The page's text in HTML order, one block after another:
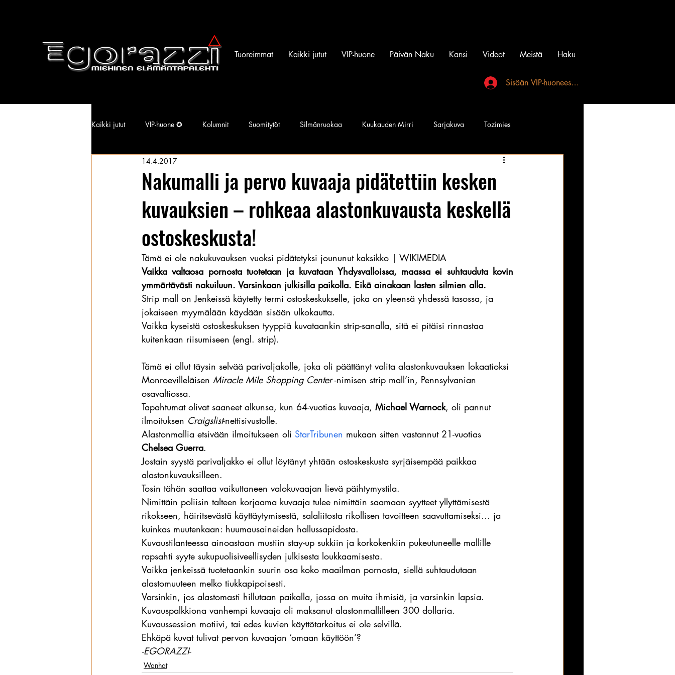
Tuoreimmat Kaikki jutut VIP-huone Päivän Naku Kansi Videot Meistä Haku
Sisään VIP-huoneeseen
Kaikki jutut VIP-huone ✪ Kolumnit Suomitytöt Silmänruokaa Kuukauden Mirri Sarjakuva Tozimies
Supermallimainen pimu Instagramin Beibit
Kansallisarkisto Aina Simonen Jan I. Somela e-Babe Mallit Penkkiurheilu Annie Mål Tatuointi
Nakumalli ja pervo kuvaaja pidätettiin kesken
kuvauksien – rohkeaa alastonkuvausta keskellä
ostoskeskusta!
14.4.2017
Tämä ei ole nakukuvauksen vuoksi pidätetyksi joununut kaksikko | WIKIMEDIA
Vaikka valtaosa pornosta tuotetaan ja kuvataan Yhdysvalloissa, maassa ei suhtauduta kovin
ymmärtävästi nakuiluun. Varsinkaan julkisilla paikolla. Eikä ainakaan lasten silmien alla.
Strip mall on Jenkeissä käytetty termi ostoskeskukselle, joka on yleensä yhdessä tasossa, ja
jokaiseen myymälään käydään sisään ulkokautta.
Vaikka kyseistä ostoskeskuksen tyyppiä kuvataankin strip-sanalla, sitä ei pitäisi rinnastaa
kuitenkaan riisumiseen (engl. strip).
Tämä ei ollut täysin selvää parivaljakolle, joka oli päättänyt valita alastonkuvauksen lokaatioksi
Monroevilleläisen Miracle Mile Shopping Center -nimisen strip mall’in, Pennsylvanian
osavaltiossa.
Tapahtumat olivat saaneet alkunsa, kun 64-vuotias kuvaaja, Michael Warnock, oli pannut
ilmoituksen Craigslist-nettisivustolle.
Alastonmallia etsivään ilmoitukseen oli StarTribunen mukaan sitten vastannut 21-vuotias
Chelsea Guerra.
Jostain syystä parivaljakko ei ollut löytänyt yhtään ostoskeskusta syrjäisempää paikkaa
alastonkuvauksilleen.
Tosin tähän saattaa vaikuttaneen valokuvaajan lievä päihtymystila.
Nimittäin poliisin talteen korjaama kuvaaja tulee nimittäin saamaan syytteet yllyttämisestä
rikokseen, häiritsevästä käyttäytymisestä, salaliitosta rikollisen tavoitteen saavuttamiseksi… ja
kuinkas muutenkaan: huumausaineiden hallussapidosta.
Kuvaustilanteessa ainoastaan mustiin stay-up sukkiin ja korkokenkiin pukeutuneelle mallille
rapsahti syyte sukupuolisiveellisyden julkisesta loukkaamisesta.
Vaikka jenkeissä tuotetaankin suurin osa koko maailman pornosta, siellä suhtaudutaan
alastomuuteen melko tiukkapipoisesti.
Varsinkin, jos alastomasti hillutaan paikalla, jossa on muita ihmisiä, ja varsinkin lapsia.
Kuvauspalkkiona vanhempi kuvaaja oli maksanut alastonmallilleen 300 dollaria.
Kuvaussession motiivi, tai edes kuvien käyttötarkoitus ei ole selvillä.
Ehkäpä kuvat tulivat pervon kuvaajan ‘omaan käyttöön’?
-EGORAZZI-
Wanhat